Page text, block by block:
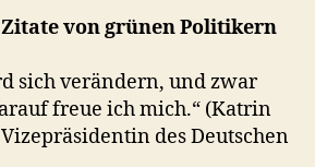
von grünen Politikern
sich verändern, und zwar
freue ich mich.“ (Katrin
des Deutschen